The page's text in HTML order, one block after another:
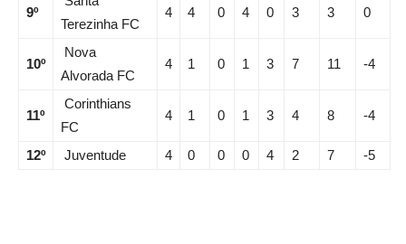
9º
Terezinha FC
4 4 0 4 0 3 3 0
10º
Nova
Alvorada FC
4 1 0 1 3 7 11 -4
11º
Corinthians
FC
4 1 0 1 3 4 8 -4
12º Juventude 4 0 0 0 4 2 7 -5